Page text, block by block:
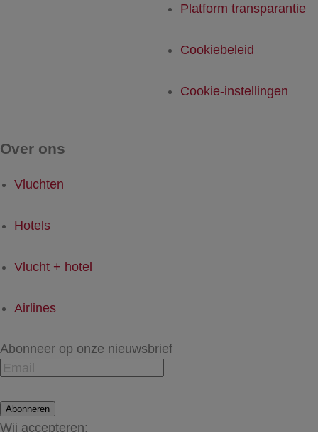
Platform transparantie
Cookiebeleid
Cookie-instellingen
Over ons
Vluchten
Hotels
Vlucht + hotel
Airlines
Abonneer op onze nieuwsbrief
Abonneren
Wij accepteren: